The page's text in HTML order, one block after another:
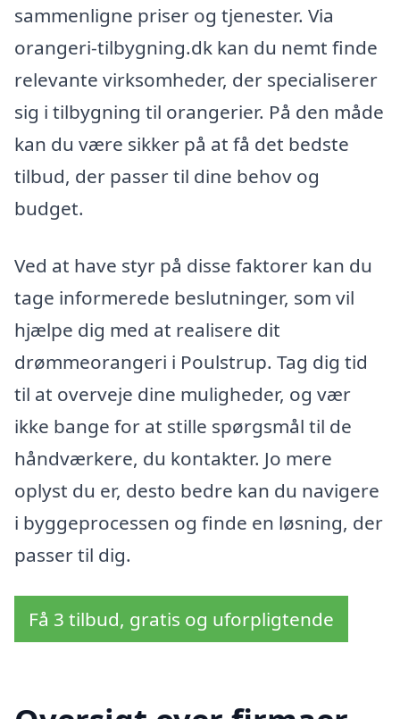
sammenligne priser og tjenester. Via
orangeri-tilbygning.dk kan du nemt finde
relevante virksomheder, der specialiserer
sig i tilbygning til orangerier. På den måde
kan du være sikker på at få det bedste
tilbud, der passer til dine behov og
budget.
Ved at have styr på disse faktorer kan du
tage informerede beslutninger, som vil
hjælpe dig med at realisere dit
drømmeorangeri i Poulstrup. Tag dig tid
til at overveje dine muligheder, og vær
ikke bange for at stille spørgsmål til de
håndværkere, du kontakter. Jo mere
oplyst du er, desto bedre kan du navigere
i byggeprocessen og finde en løsning, der
passer til dig.
Få 3 tilbud, gratis og uforpligtende